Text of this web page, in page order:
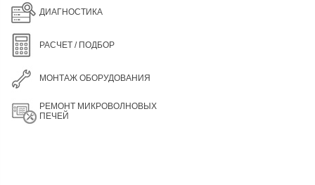
ДИАГНОСТИКА
РАСЧЕТ / ПОДБОР
МОНТАЖ ОБОРУДОВАНИЯ
РЕМОНТ МИКРОВОЛНОВЫХ
ПЕЧЕЙ